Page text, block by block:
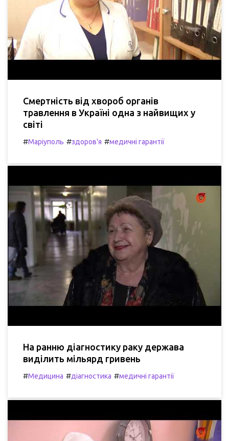
Смертність від хвороб органів
травлення в Україні одна з найвищих у
світі
#Маріуполь #здоров'я #медичні гарантії
На ранню діагностику раку держава
виділить мільярд гривень
#Медицина #діагностика #медичні гарантії